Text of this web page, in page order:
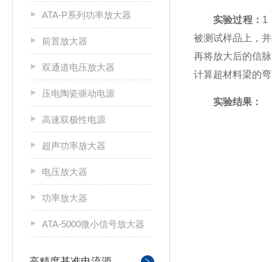
ATA-P系列功率放大器
前置放大器
双通道电压放大器
压电陶瓷驱动电源
高速双极性电源
超声功率放大器
电压放大器
功率放大器
ATA-5000微小信号放大器
实验过程： 1
被测试样品上，
再将放大后的信
计算超材料梁的
实验结果：